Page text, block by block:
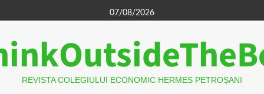
to
07/08/2026
REVISTA COLEGIULUI ECONOMIC HERMES PETROȘANI